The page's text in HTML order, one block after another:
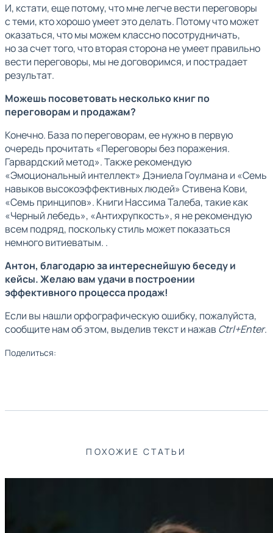
И, кстати, еще потому, что мне легче вести переговоры
с теми, кто хорошо умеет это делать. Потому что может
оказаться, что мы можем классно посотрудничать,
но за счет того, что вторая сторона не умеет правильно
вести переговоры, мы не договоримся, и пострадает
результат.
Можешь посоветовать несколько книг по
переговорам и продажам?
Конечно. База по переговорам, ее нужно в первую
очередь прочитать «Переговоры без поражения.
Гарвардский метод». Также рекомендую
«Эмоциональный интеллект» Дэниела Гоулмана и «Семь
навыков высокоэффективных людей» Стивена Кови,
«Семь принципов». Книги Нассима Талеба, такие как
«Черный лебедь», «Антихрупкость», я не рекомендую
всем подряд, поскольку стиль может показаться
немного витиеватым. .
Антон, благодарю за интереснейшую беседу и
кейсы. Желаю вам удачи в построении
эффективного процесса продаж!
Если вы нашли орфографическую ошибку, пожалуйста,
сообщите нам об этом, выделив текст и нажав Ctrl+Enter.
Поделиться:
ПОХОЖИЕ СТАТЬИ